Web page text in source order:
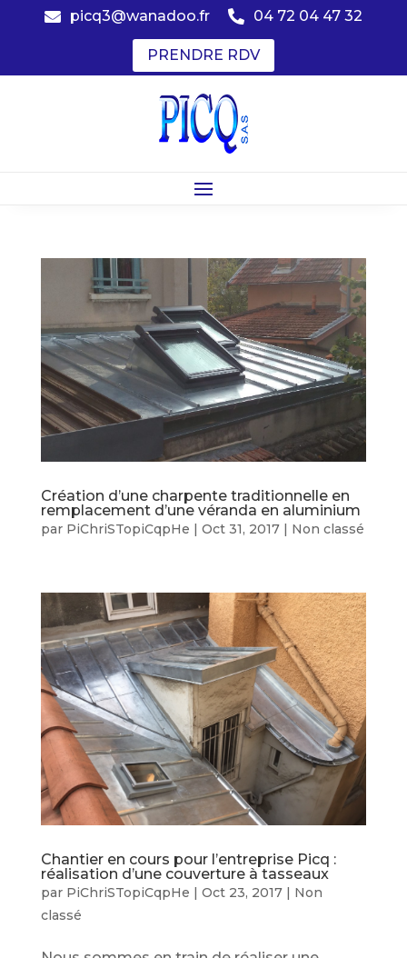
 picq3@wanadoo.fr  04 72 04 47 32
PRENDRE RDV
Création d’une charpente traditionnelle en
remplacement d’une véranda en aluminium
par PiChriSTopiCqpHe | Oct 31, 2017| Non classé
Chantier en cours pour l’entreprise Picq :
réalisation d’une couverture à tasseaux
par PiChriSTopiCqpHe Oct 23, 2017| Non
classé